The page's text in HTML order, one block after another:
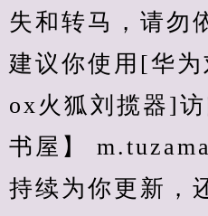
失和转马，请勿
建议你使用[华
ox火狐刘揽器]
书屋】
持续为你更新，